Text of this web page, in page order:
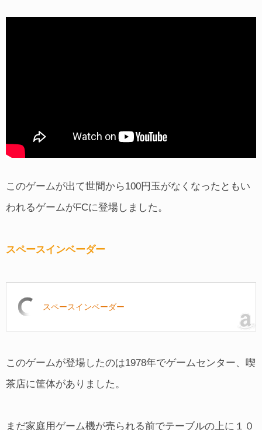
このゲームが出て世間から100円玉がなくなったともい
われるゲームがFCに登場しました。
スペースインベーダー
スペースインベーダー
このゲームが登場したのは1978年でゲームセンター、喫
茶店に筐体がありました。
まだ家庭用ゲーム機が売られる前でテーブルの上に１０